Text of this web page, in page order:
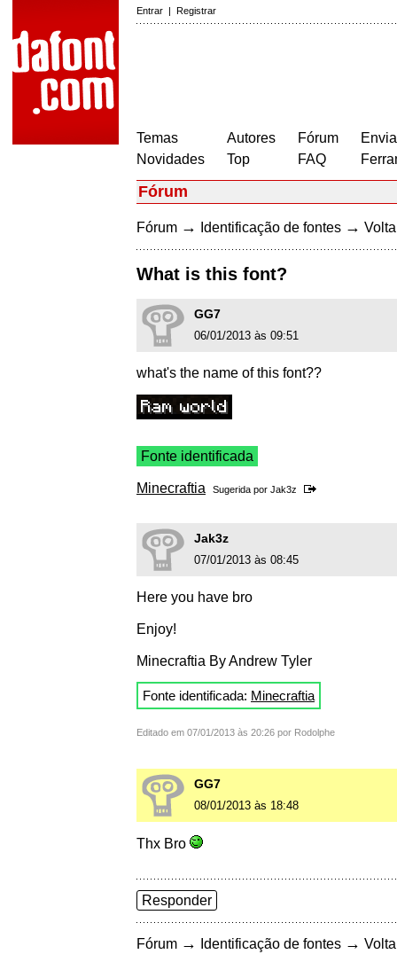
Entrar | Registrar
Temas
Novidades
Autores
Top
Fórum
FAQ
Fórum
Fórum → Identificação de fontes →
What is this font?
GG7
06/01/2013 às 09:51
what's the name of this font??
Fonte identificada
Minecraftia Sugerida por Jak3z
Jak3z
07/01/2013 às 08:45
Here you have bro
Enjoy!
Minecraftia By Andrew Tyler
Fonte identificada: Minecraftia
Editado em 07/01/2013 às 20:26 por Rodolphe
GG7
08/01/2013 às 18:48
Thx Bro
Responder
Fórum → Identificação de fontes →